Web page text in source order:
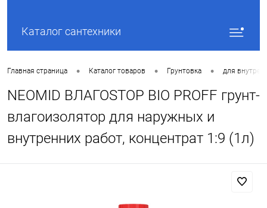
Каталог сантехники
Главная страница • Каталог товаров • Грунтовка • для
NEOMID ВЛАГОSTOP BIO PROFF грунт-
влагоизолятор для наружных и
внутренних работ, концентрат 1:9 (1л)